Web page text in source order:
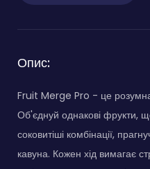
Опис:
Fruit Merge Pro - це
Об'єднуй однакові фрукти,
соковитіші комбінації,
кавуна. Кожен хід вимагає